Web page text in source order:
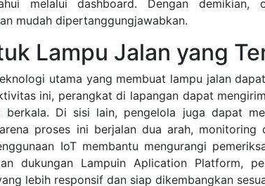
melalui dashboard. Dengan demikian,
mudah dipertanggungjawabkan.
Lampu Jalan yang
utama yang membuat lampu jalan
ini, perangkat di lapangan dapat
berkala. Di sisi lain, pengelola juga dapat
proses ini berjalan dua arah,
IoT membantu mengurangi
dukungan Lampuin Aplication Platform,
lebih responsif dan siap dikembangkan